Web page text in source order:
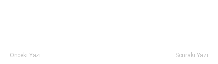
Önceki Yazı Sonraki Yazı